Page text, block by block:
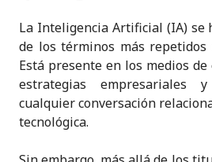
La Inteligencia Artificial (IA) se
de los términos más
Está presente en los medios
estrategias empresariales
cualquier conversación
tecnológica.